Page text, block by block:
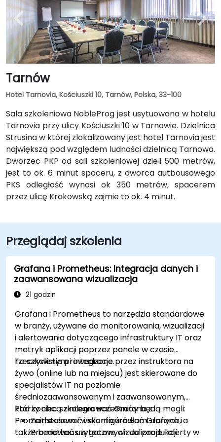
Tarnów
Hotel Tarnovia, Kościuszki 10, Tarnów, Polska, 33-100
Sala szkoleniowa NobleProg jest usytuowana w hotelu
Tarnovia przy ulicy Kościuszki 10 w Tarnowie. Dzielnica
Strusina w której zlokalizowany jest hotel Tarnovia jest
największą pod względem ludności dzielnicą Tarnowa.
Dworzec PKP od sali szkoleniowej dzieli 500 metrów,
jest to ok. 6 minut spaceru, z dworca autbousowego
PKS odległość wynosi ok 350 metrów, spacerem
przez ulicę Krakowską zajmie to ok. 4 minut.
Przeglądaj szkolenia
Grafana i Prometheus: Integracja danych i
zaawansowana wizualizacja
21 godzin
Grafana i Prometheus to narzędzia standardowe
w branży, używane do monitorowania, wizualizacji
i alertowania dotyczącego infrastruktury IT oraz
metryk aplikacji poprzez panele w czasie
rzeczywistym i integracje.
To szkolenie prowadzone przez instruktora na
żywo (online lub na miejscu) jest skierowane do
specjalistów IT na poziomie
średniozaawansowanym i zaawansowanym,
którzy chcą zintegrować Grafana z
Prometheusem i wieloma źródłami danych, a
także budować użyteczne wizualizacje i alerty w
Pod koniec szkolenia uczestnicy będą mogli:
Zainstalować i skonfigurować Grafana i
Prometheus w gotowych do produkcji